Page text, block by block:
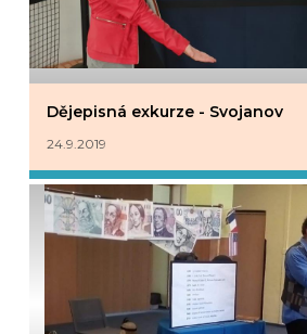
Dějepisná exkurze - Svojanov
24.9.2019